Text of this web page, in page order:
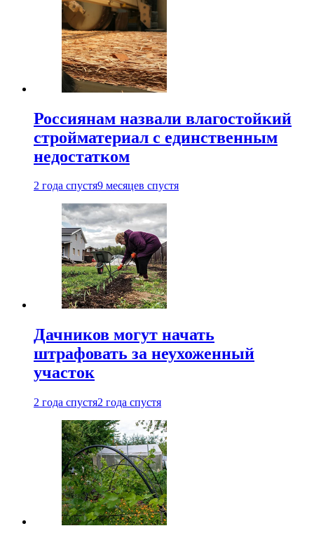
Россиянам назвали влагостойкий
стройматериал с единственным
недостатком
2 года спустя9 месяцев спустя
Дачников могут начать
штрафовать за неухоженный
участок
2 года спустя2 года спустя